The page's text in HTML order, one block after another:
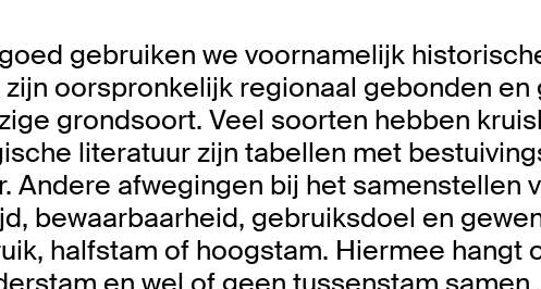
gebruiken we voornamelijk
oorspronkelijk regionaal gebonden
grondsoort. Veel soorten hebben
literatuur zijn tabellen met
Andere afwegingen bij het samenstellen
bewaarbaarheid, gebruiksdoel en
halfstam of hoogstam. Hiermee hangt